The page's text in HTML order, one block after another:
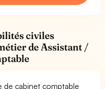
civiles
de Assistant /
de cabinet comptable